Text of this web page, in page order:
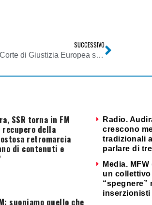
SUCCESSIVO
Diritto autore, sentenza della Corte di Giustizia Europea sulla copia privata. Confindustria esprime soddisfazione
SSR torna in FM
recupero della
retromarcia
di contenuti e
suoniamo quello che
Radio.
crescono
tradizionali
parlare di
Media.
un
“spegnere”
inserzionisti